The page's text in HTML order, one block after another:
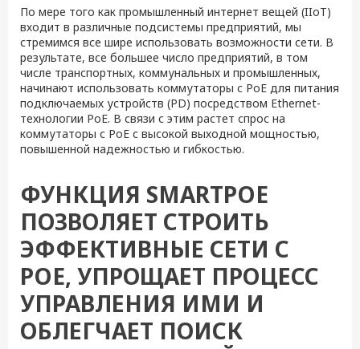
По мере того как промышленный интернет вещей (IIoT)
входит в различные подсистемы предприятий, мы
стремимся все шире использовать возможности сети. В
результате, все большее число предприятий, в том
числе транспортных, коммунальных и промышленных,
начинают использовать коммутаторы с PoE для питания
подключаемых устройств (PD) посредством Ethernet-
технологии PoE. В связи с этим растет спрос на
коммутаторы с PoE с высокой выходной мощностью,
повышенной надежностью и гибкостью.
ФУНКЦИЯ SMARTPOE
ПОЗВОЛЯЕТ СТРОИТЬ
ЭФФЕКТИВНЫЕ СЕТИ С
POE, УПРОЩАЕТ ПРОЦЕСС
УПРАВЛЕНИЯ ИМИ И
ОБЛЕГЧАЕТ ПОИСК